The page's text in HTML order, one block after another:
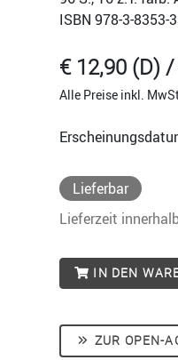
ISBN 978-3-8353-
€ 12,90 (D)
Alle Preise inkl.
Lieferbar
Lieferzeit
IN DEN
ZUR OPEN-